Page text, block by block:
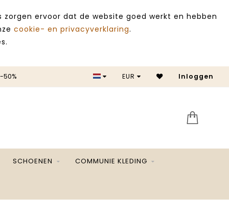
ervoor dat de website goed werkt en hebben
cookie- en privacyverklaring.
50% SALE
EUR Inloggen
SCHOENEN COMMUNIE KLEDING